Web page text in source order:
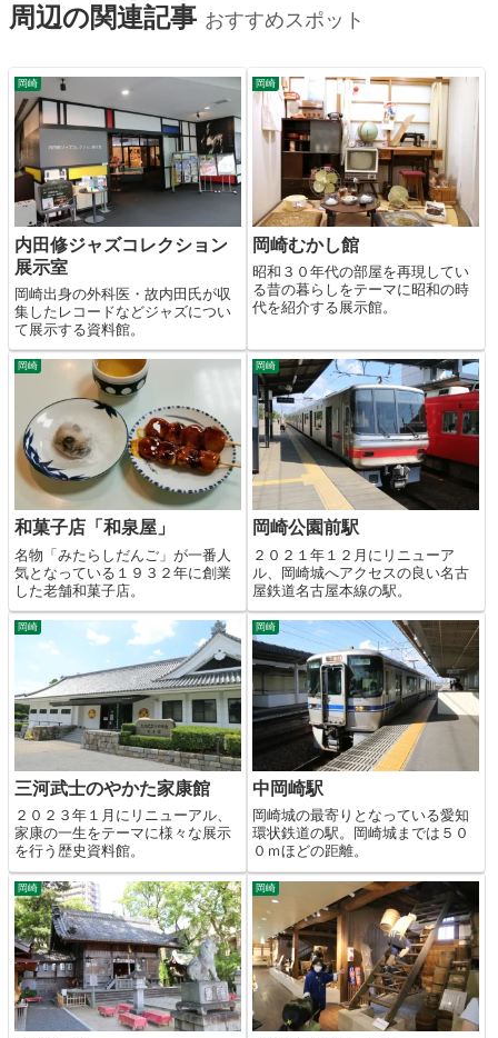
周辺の関連記事 おすすめスポット
岡崎
内田修ジャズコレクション
展示室
岡崎出身の外科医・故内田氏が収
集したレコードなどジャズについ
て展示する資料館。
岡崎
岡崎むかし館
昭和３０年代の部屋を再現してい
る昔の暮らしをテーマに昭和の時
代を紹介する展示館。
岡崎
和菓子店「和泉屋」
名物「みたらしだんご」が一番人
気となっている１９３２年に創業
した老舗和菓子店。
岡崎
岡崎公園前駅
２０２１年１２月にリニューア
ル、岡崎城へアクセスの良い名古
屋鉄道名古屋本線の駅。
岡崎
三河武士のやかた家康館
２０２３年１月にリニューアル、
家康の一生をテーマに様々な展示
を行う歴史資料館。
岡崎
中岡崎駅
岡崎城の最寄りとなっている愛知
環状鉄道の駅。岡崎城までは５０
０ｍほどの距離。
岡崎 岡崎